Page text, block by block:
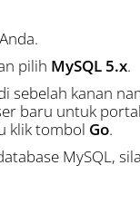
pilih MySQL 5.x.
sebelah kanan
baru untuk
klik tombol Go.
MySQL,